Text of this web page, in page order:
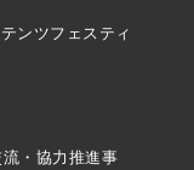
ンツフェスティ
・協力推進事